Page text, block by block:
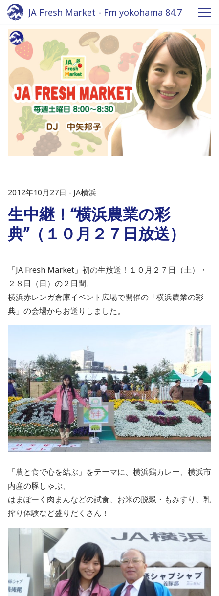
JA Fresh Market - Fm yokohama 84.7
2012年10月27日 JA横浜
生中継！“横浜農業の彩
典”（１０月２７日放送）
「JA Fresh Market」初の生放送！１０月２７日（土）・
２８日（日）の２日間、
横浜赤レンガ倉庫イベント広場で開催の「横浜農業の彩
典」の会場からお送りしました。
「農と食で心を結ぶ」をテーマに、横浜鶏カレー、横浜市
内産の豚しゃぶ、
はまぽーく肉まんなどの試食、お米の脱穀・もみすり、乳
搾り体験など盛りだくさん！